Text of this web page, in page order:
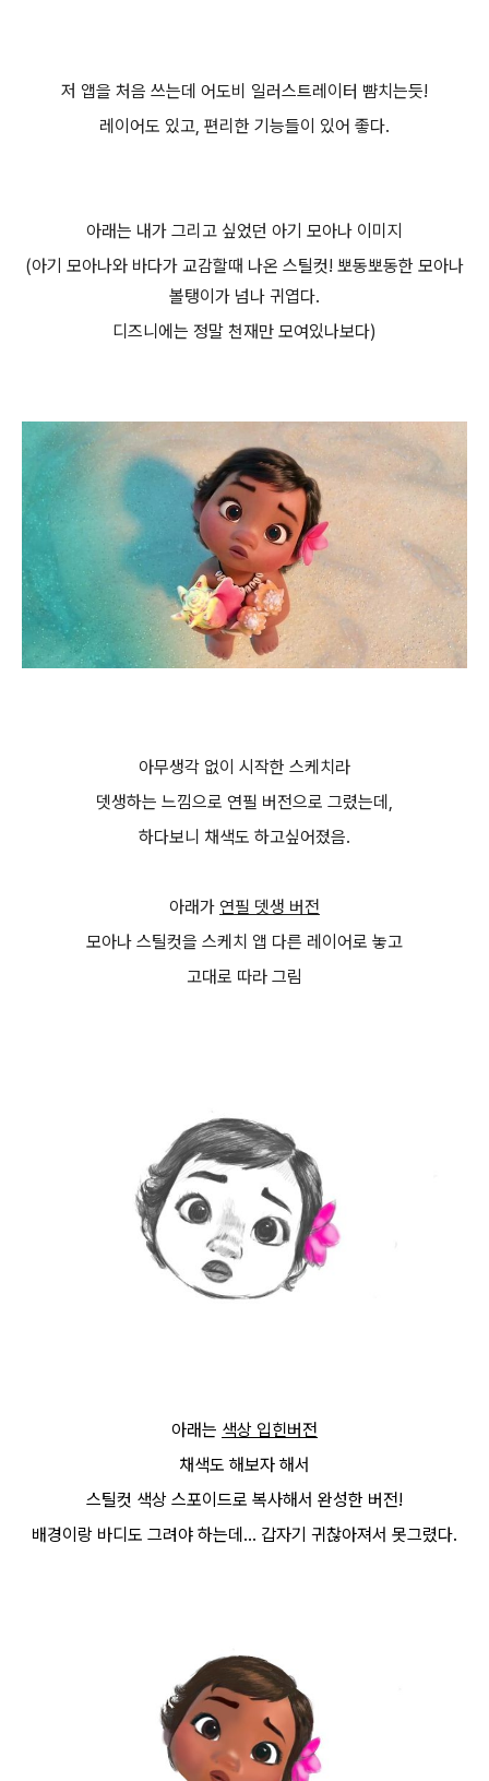
저 앱을 처음 쓰는데 어도비 일러스트레이터 뺨치는듯!
레이어도 있고, 편리한 기능들이 있어 좋다.
아래는 내가 그리고 싶었던 아기 모아나 이미지
(아기 모아나와 바다가 교감할때 나온 스틸컷! 뽀동뽀동한 모아나
볼탱이가 넘나 귀엽다.
디즈니에는 정말 천재만 모여있나보다)
아무생각 없이 시작한 스케치라
뎃생하는 느낌으로 연필 버전으로 그렸는데,
하다보니 채색도 하고싶어졌음.
아래가 연필 뎃생 버전
모아나 스틸컷을 스케치 앱 다른 레이어로 놓고
고대로 따라 그림
아래는 색상 입힌버전
채색도 해보자 해서
스틸컷 색상 스포이드로 복사해서 완성한 버전!
배경이랑 바디도 그려야 하는데... 갑자기 귀찮아져서 못그렸다.